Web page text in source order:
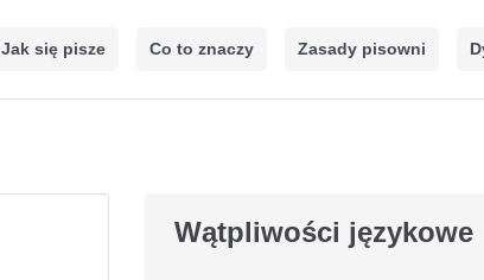
Jak się pisze Co to znaczy Zasady pisowni
Wątpliwości językowe